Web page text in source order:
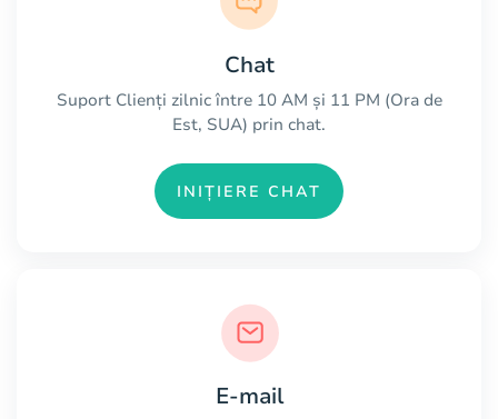
Chat
Suport Clienți zilnic între 10 AM și 11 PM (Ora de
Est, SUA) prin chat.
INIȚIERE CHAT
E-mail